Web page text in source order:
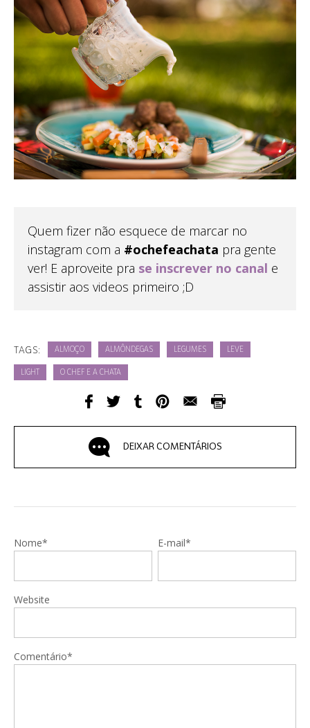
Quem fizer não esquece de marcar no
instagram com a #ochefeachata pra gente
ver! E aproveite pra se inscrever no canal e
assistir aos videos primeiro ;D
TAGS: ALMOÇO ALMÔNDEGAS LEGUMES LEVE
LIGHT O CHEF E A CHATA
DEIXAR COMENTÁRIOS
Nome* E-mail*
Website
Comentário*